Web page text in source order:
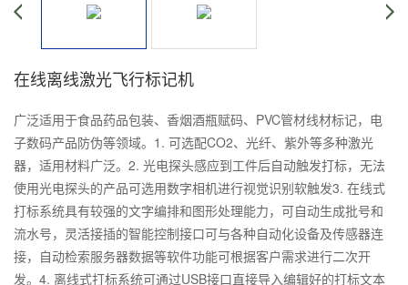
在线离线激光飞行标记机
广泛适用于食品药品包装、香烟酒瓶赋码、PVC管材线材标记，电
子数码产品防伪等领域。1. 可选配CO2、光纤、紫外等多种激光
器，适用材料广泛。2. 光电探头感应到工件后自动触发打标，无法
使用光电探头的产品可选用数字相机进行视觉识别软触发3. 在线式
打标系统具有较强的文字编排和图形处理能力，可自动生成批号和
流水号，灵活接插的智能控制接口可与各种自动化设备及传感器连
接，自动检索服务器数据等软件功能可根据客户需求进行二次开
发。4. 离线式打标系统可通过USB接口直接导入编辑好的打标文本